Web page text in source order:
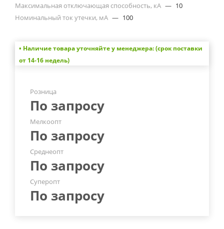
Максимальная отключающая способность, кА — 10
Номинальный ток утечки, мА — 100
• Наличие товара уточняйте у менеджера: (срок поставки
от 14-16 недель)
Розница
По запросу
Мелкоопт
По запросу
Среднеопт
По запросу
Суперопт
По запросу